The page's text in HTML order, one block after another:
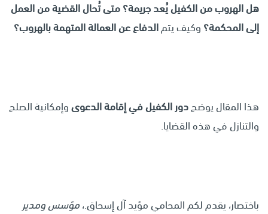
هل الهروب من الكفيل يُعد جريمة؟ متى تُحال القضية من العمل
إلى المحكمة؟ وكيف يتمالدفاع عن العمالة المتهمة بالهروب؟
هذا المقال يوضحدور الكفيل في إقامة الدعوىوإمكانية الصلح
والتنازل في هذه القضايا.
باختصار، يقدم لكم المحامي مؤيد آل إسحاق.،مؤسس ومدير